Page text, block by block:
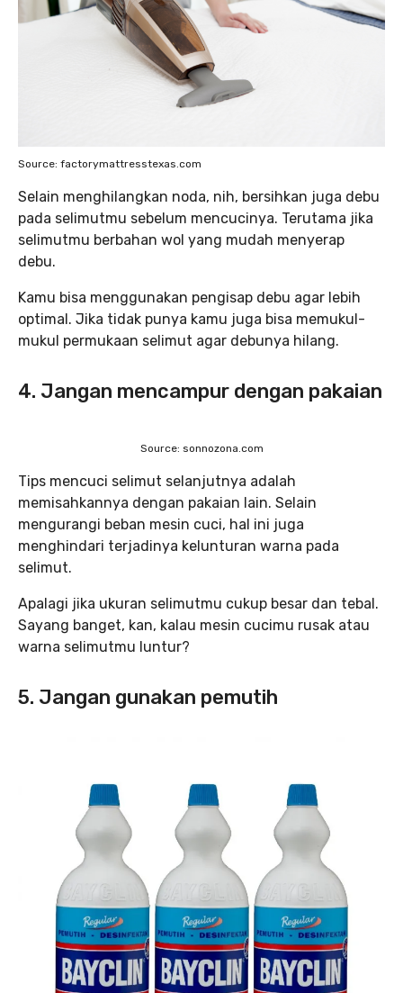
Source: factorymattresstexas.com
Selain menghilangkan noda, nih, bersihkan juga debu
pada selimutmu sebelum mencucinya. Terutama jika
selimutmu berbahan wol yang mudah menyerap
debu.
Kamu bisa menggunakan pengisap debu agar lebih
optimal. Jika tidak punya kamu juga bisa memukul-
mukul permukaan selimut agar debunya hilang.
4. Jangan mencampur dengan pakaian
Source: sonnozona.com
Tips mencuci selimut selanjutnya adalah
memisahkannya dengan pakaian lain. Selain
mengurangi beban mesin cuci, hal ini juga
menghindari terjadinya kelunturan warna pada
selimut.
Apalagi jika ukuran selimutmu cukup besar dan tebal.
Sayang banget, kan, kalau mesin cucimu rusak atau
warna selimutmu luntur?
5. Jangan gunakan pemutih